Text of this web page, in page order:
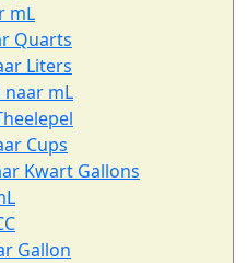
mL
Quarts
Liters
naar mL
Cups
Kwart Gallons
Gallon